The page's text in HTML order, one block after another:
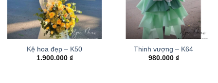
Kệ hoa đẹp – K50
1.900.000 ₫
Thinh vượng – K64
980.000 ₫